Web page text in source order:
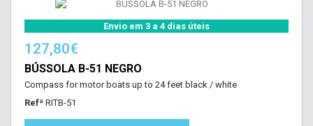
Envio em 3 a 4 dias úteis
127,80€
BÚSSOLA B-51 NEGRO
Compass for motor boats up to 24 feet black / white
Refª RITB-51